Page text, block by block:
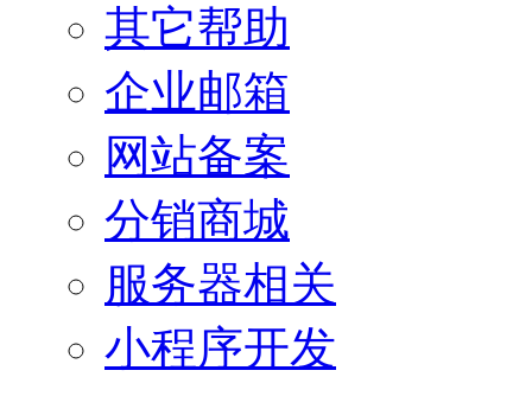
其它帮助
企业邮箱
网站备案
分销商城
服务器相关
小程序开发